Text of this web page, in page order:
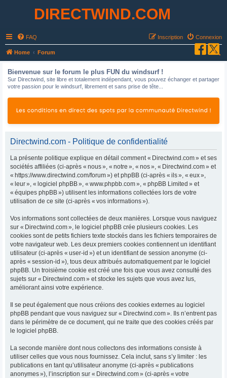
DIRECTWIND.COM
FAQ Connexion
Inscription
Home Forum
Bienvenue sur le forum le plus FUN du windsurf !
Sur Directwind, site libre et totalement indépendant, vous pouvez échanger et partager
votre passion pour le windsurf, librement et sans prise de tête...
Directwind.com - Politique de confidentialité
La présente politique explique en détail comment « Directwind.com » et ses
sociétés affiliées (ci-après « nous », « notre », « nos », « Directwind.com » et
« https://www.directwind.com/forum ») et phpBB (ci-après « ils », « eux »,
« leur », « logiciel phpBB », « www.phpbb.com », « phpBB Limited » et
« équipes phpBB ») utilisent les informations collectées lors de votre
utilisation de ce site (ci-après « vos informations »).
Vos informations sont collectées de deux manières. Lorsque vous naviguez
sur « Directwind.com », le logiciel phpBB crée plusieurs cookies. Les
cookies sont de petits fichiers texte stockés dans les fichiers temporaires de
votre navigateur web. Les deux premiers cookies contiennent un identifiant
utilisateur (ci-après « user-id ») et un identifiant de session anonyme (ci-
après « session-id »), tous deux attribués automatiquement par le logiciel
phpBB. Un troisième cookie est créé une fois que vous avez consulté des
sujets sur « Directwind.com » et stocke les sujets que vous avez lus,
améliorant ainsi votre expérience.
Il se peut également que nous créions des cookies externes au logiciel
phpBB pendant que vous naviguez sur « Directwind.com ». Ils n’entrent pas
dans le périmètre de ce document, qui ne traite que des cookies créés par
le logiciel phpBB.
La seconde manière dont nous collectons des informations consiste à
utiliser celles que vous nous fournissez. Cela inclut, sans s’y limiter : les
publications en tant qu’utilisateur anonyme (ci-après « publications
anonymes »), l’inscription sur « Directwind.com » (ci-après « votre